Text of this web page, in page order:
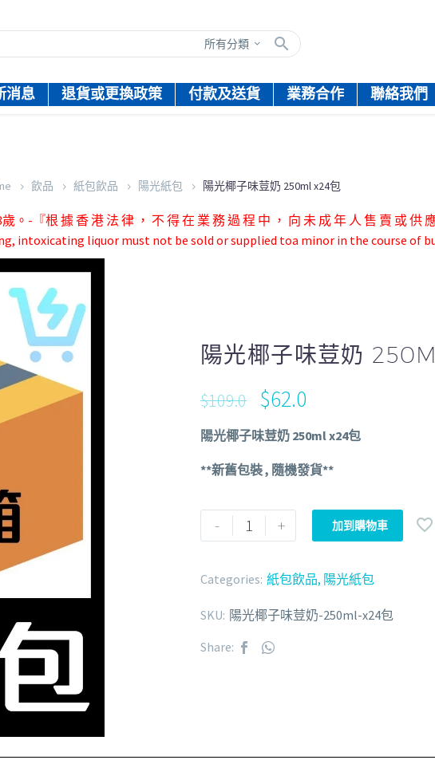
所有分類
消息 退貨或更換政策 付款及送貨 業務合作 聯絡我們
飲品 紙包飲品 陽光紙包 陽光椰子味荳奶 250ml x24包
-『根 據 香 港 法 律 ， 不 得 在 業 務 過 程 中 ， 向 未 成 年 人 售 賣 或 供
intoxicating liquor must not be sold or supplied toa minor in the course of
陽光椰子味荳奶
$109.0 $62.0
陽光椰子味荳奶 250ml x24包
**新舊包裝 , 隨機發貨**
- + 加到購物車
Categories: 紙包飲品, 陽光紙包
SKU: 陽光椰子味荳奶-250ml-x24包
Share: